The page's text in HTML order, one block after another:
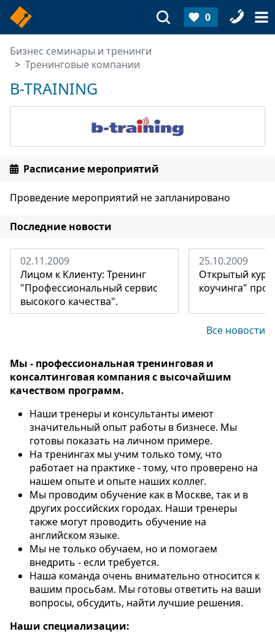
0
Бизнес семинары и тренинги
Тренинговые компании
B-TRAINING
Расписание мероприятий
Проведение мероприятий не запланировано
Последние новости
02.11.2009
Лицом к Клиенту: Тренинг
"Профессиональный сервис
высокого качества".
25.10.2009
Открытый
коучинга"
Все новости
Мы - профессиональная тренинговая и
консалтинговая компания с высочайшим
качеством программ.
Наши тренеры и консультанты имеют
значительный опыт работы в бизнесе. Мы
готовы показать на личном примере.
На тренингах мы учим только тому, что
работает на практике - тому, что проверено на
нашем опыте и опыте наших коллег.
Мы проводим обучение как в Москве, так и в
других российских городах. Наши тренеры
также могут проводить обучение на
английском языке.
Мы не только обучаем, но и помогаем
внедрить - если требуется.
Наша команда очень внимательно относится к
вашим просьбам. Мы готовы ответить на ваши
вопросы, обсудить, найти лучшие решения.
Наши специализации: